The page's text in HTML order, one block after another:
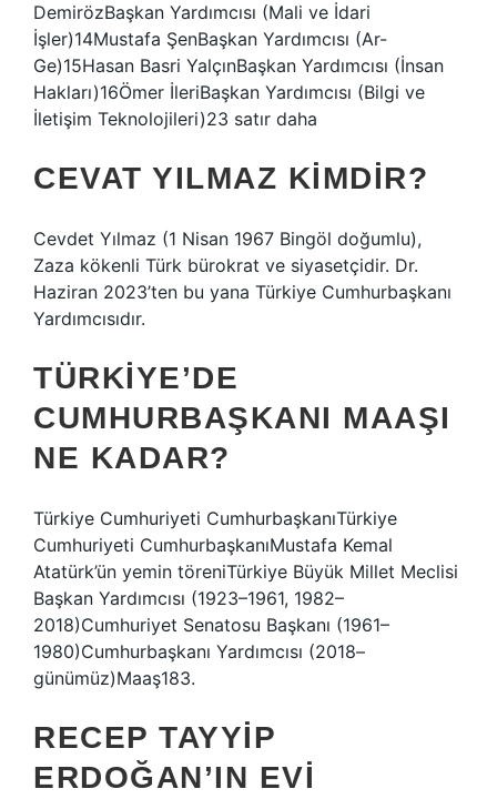
DemirözBaşkan Yardımcısı (Mali ve İdari
İşler)14Mustafa ŞenBaşkan Yardımcısı (Ar-
Ge)15Hasan Basri YalçınBaşkan Yardımcısı (İnsan
Hakları)16Ömer İleriBaşkan Yardımcısı (Bilgi ve
İletişim Teknolojileri)23 satır daha
CEVAT YILMAZ KIMDIR?
Cevdet Yılmaz (1 Nisan 1967 Bingöl doğumlu),
Zaza kökenli Türk bürokrat ve siyasetçidir. Dr.
Haziran 2023’ten bu yana Türkiye Cumhurbaşkanı
Yardımcısıdır.
TÜRKIYE’DE
CUMHURBAŞKANI MAAŞI
NE KADAR?
Türkiye Cumhuriyeti CumhurbaşkanıTürkiye
Cumhuriyeti CumhurbaşkanıMustafa Kemal
Atatürk’ün yemin töreniTürkiye Büyük Millet Meclisi
Başkan Yardımcısı (1923–1961, 1982–
2018)Cumhuriyet Senatosu Başkanı (1961–
1980)Cumhurbaşkanı Yardımcısı (2018–
günümüz)Maaş183.
RECEP TAYYIP
ERDOĞAN’IN EVI